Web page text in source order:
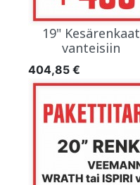
19" Kesärenkaat
vanteisiin
Hinta
404,85 €